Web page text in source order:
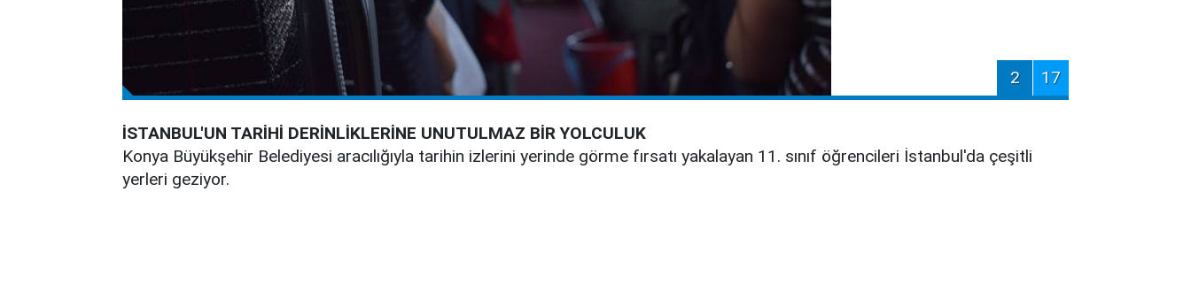
2 17
İSTANBUL'UN TARİHİ DERİNLİKLERİNE UNUTULMAZ BİR YOLCULUK
Konya Büyükşehir Belediyesi aracılığıyla tarihin izlerini yerinde görme fırsatı yakalayan 11. sınıf öğrencileri İstanbul'da çeşitli
yerleri geziyor.